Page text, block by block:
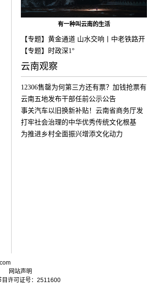
有一种叫云南的生活
【专题】黄金通道 山水交响丨中老铁路开
通
【专题】时政深1°
云南观察
12306售罄为何第三方还有票？加钱抢票有
用
云南五地发布干部任前公示公告
事关汽车以旧换新补贴！云南省商务厅发
布公
打牢社会治理的中华优秀传统文化根基
为推进乡村全面振兴增添文化动力
网站声明
目许可证号：2511600